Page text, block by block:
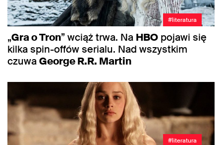
#literatura
„Gra o Tron” wciąż trwa. Na HBO pojawi się
kilka spin-offów serialu. Nad wszystkim
czuwaGeorge R.R. Martin
#literatura